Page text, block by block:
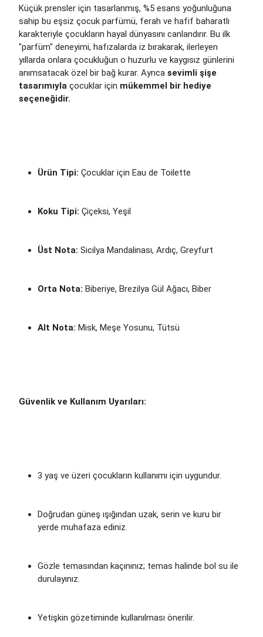
Küçük prensler için tasarlanmış, %5 esans yoğunluğuna
sahip bu eşsiz çocuk parfümü, ferah ve hafif baharatlı
karakteriyle çocukların hayal dünyasını canlandırır. Bu ilk
"parfüm" deneyimi, hafızalarda iz bırakarak, ilerleyen
yıllarda onlara çocukluğun o huzurlu ve kaygısız günlerini
anımsatacak özel bir bağ kurar. Ayrıca sevimli şişe
tasarımıyla çocuklar için mükemmel bir hediye
seçeneğidir.
Ürün Tipi: Çocuklar için Eau de Toilette
Koku Tipi: Çiçeksi, Yeşil
Üst Nota: Sicilya Mandalinası, Ardıç, Greyfurt
Orta Nota: Biberiye, Brezilya Gül Ağacı, Biber
Alt Nota: Misk, Meşe Yosunu, Tütsü
Güvenlik ve Kullanım Uyarıları:
3 yaş ve üzeri çocukların kullanımı için uygundur.
Doğrudan güneş ışığından uzak, serin ve kuru bir
yerde muhafaza ediniz.
Gözle temasından kaçınınız; temas halinde bol su ile
durulayınız.
Yetişkin gözetiminde kullanılması önerilir.